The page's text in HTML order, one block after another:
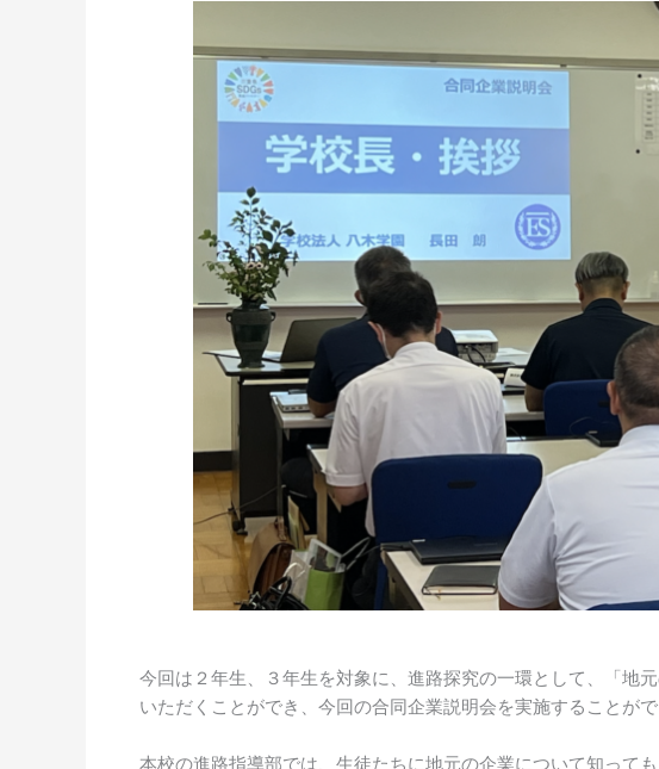
今回は２年生、３年生を対象に、進路探究の一環として、「地
いただくことができ、今回の合同企業説明会を実施することがで
本校の進路指導部では、生徒たちに地元の企業について知って